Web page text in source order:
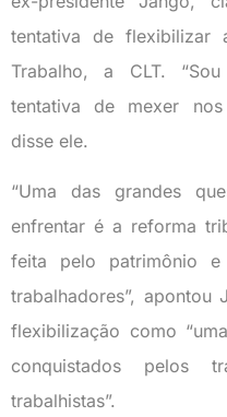
tentativa de flexibilizar
Trabalho, a CLT.
tentativa de mexer nos
disse ele.
“Uma das grandes
enfrentar é a reforma
feita pelo patrimônio
trabalhadores”,
flexibilização como
conquistados pelos
trabalhistas”.